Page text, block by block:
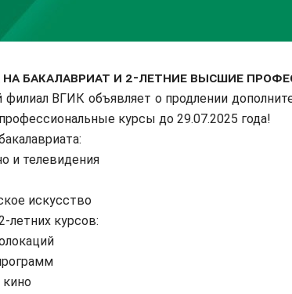
на бакалавриат и 2-летние высшие
ВГИК объявляет о продлении
курсы до 29.07.2025 года!
и телевидения
искусство
летних курсов: